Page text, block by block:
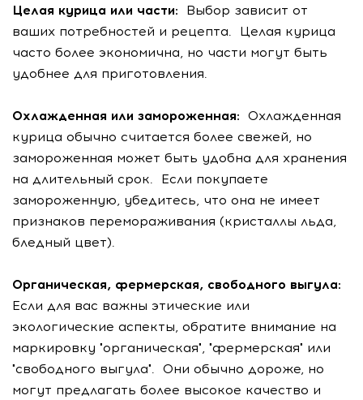
Целая курица или части:
Выбор зависит от
ваших потребностей и рецепта. Целая курица
часто более экономична, но части могут быть
удобнее для приготовления.
Охлажденная или замороженная: Охлажденная
курица обычно считается более свежей, но
замороженная может быть удобна для хранения
на длительный срок. Если покупаете
замороженную, убедитесь, что она не имеет
признаков перемораживания (кристаллы льда,
бледный цвет).
Органическая, фермерская, свободного выгула:
Если для вас важны этические или
экологические аспекты, обратите внимание на
маркировку "органическая", "фермерская" или
"свободного выгула". Они обычно дороже, но
могут предлагать более высокое качество и